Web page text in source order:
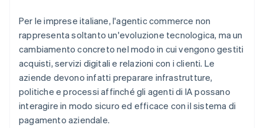
Per le imprese italiane, l'agentic commerce non
rappresenta soltanto un'evoluzione tecnologica, ma un
cambiamento concreto nel modo in cui vengono gestiti
acquisti, servizi digitali e relazioni con i clienti. Le
aziende devono infatti preparare infrastrutture,
politiche e processi affinché gli agenti di IA possano
interagire in modo sicuro ed efficace con il sistema di
pagamento aziendale.